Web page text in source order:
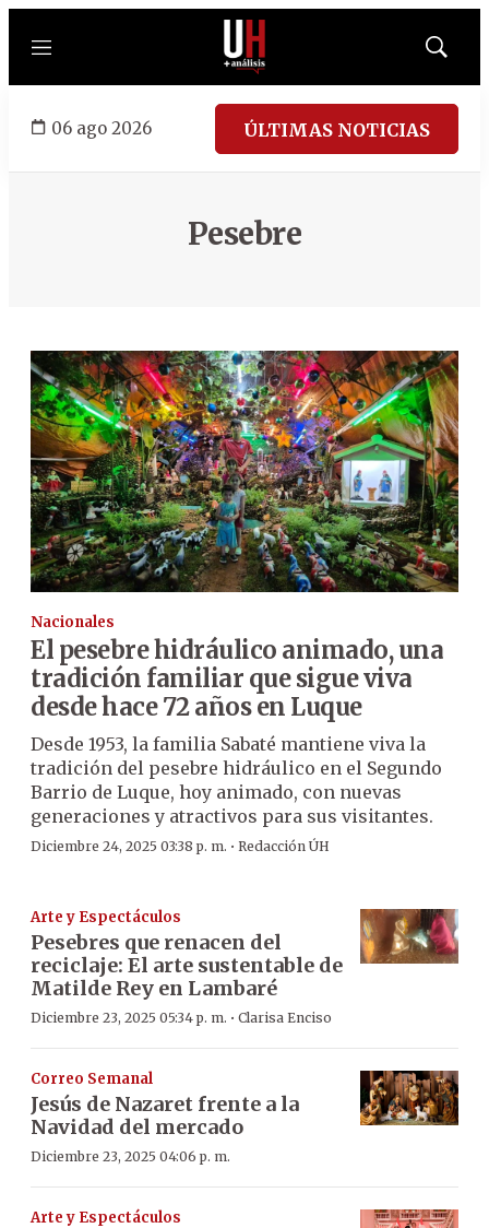
Menú
Mostrar
06 ago 2026 ÚLTIMAS NOTICIAS
Pesebre
Nacionales
El pesebre hidráulico animado, una
tradición familiar que sigue viva
desde hace 72 años en Luque
Desde 1953, la familia Sabaté mantiene viva la
tradición del pesebre hidráulico en el Segundo
Barrio de Luque, hoy animado, con nuevas
generaciones y atractivos para sus visitantes.
Diciembre 24, 2025 03:38 p. m. · Redacción ÚH
Arte y Espectáculos
Pesebres que renacen del
reciclaje: El arte sustentable de
Matilde Rey en Lambaré
Diciembre 23, 2025 05:34 p. m. · Clarisa Enciso
Correo Semanal
Jesús de Nazaret frente a la
Navidad del mercado
Diciembre 23, 2025 04:06 p. m.
Arte y Espectáculos